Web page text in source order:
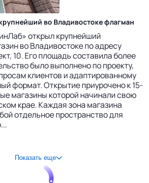
во Владивостоке флагман
открыл крупнейший
во Владивостоке по адресу
10. Его площадь составила более
было выполнено по проекту,
клиентов и адаптированному
формат. Открытие приурочено к 15-
магазины которой начинали свою
крае. Каждая зона магазина
отдельное пространство для
Показать еще